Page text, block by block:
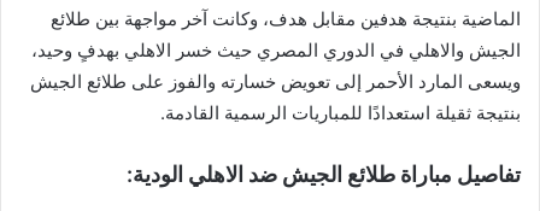
الماضية بنتيجة هدفين مقابل هدف، وكانت آخر مواجهة بين طلائع
الجيش والاهلي في الدوري المصري حيث خسر الاهلي بهدفٍ وحيد،
ويسعى المارد الأحمر إلى تعويض خسارته والفوز على طلائع الجيش
بنتيجة ثقيلة استعدادًا للمباريات الرسمية القادمة.
تفاصيل مباراة طلائع الجيش ضد الاهلي الودية: